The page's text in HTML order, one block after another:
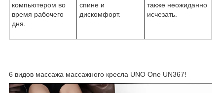
компьютером во
время рабочего
дня.
спине и
дискомфорт.
также неожиданно
исчезать.
6 видов массажа массажного кресла UNO One UN367!